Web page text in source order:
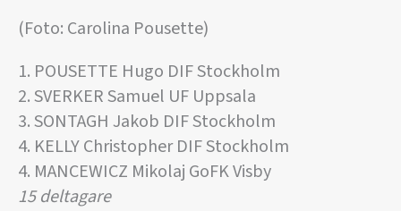
(Foto: Carolina Pousette)
1. POUSETTE Hugo DIF Stockholm
2. SVERKER Samuel UF Uppsala
3. SONTAGH Jakob DIF Stockholm
4. KELLY Christopher DIF Stockholm
4. MANCEWICZ Mikolaj GoFK Visby
15 deltagare